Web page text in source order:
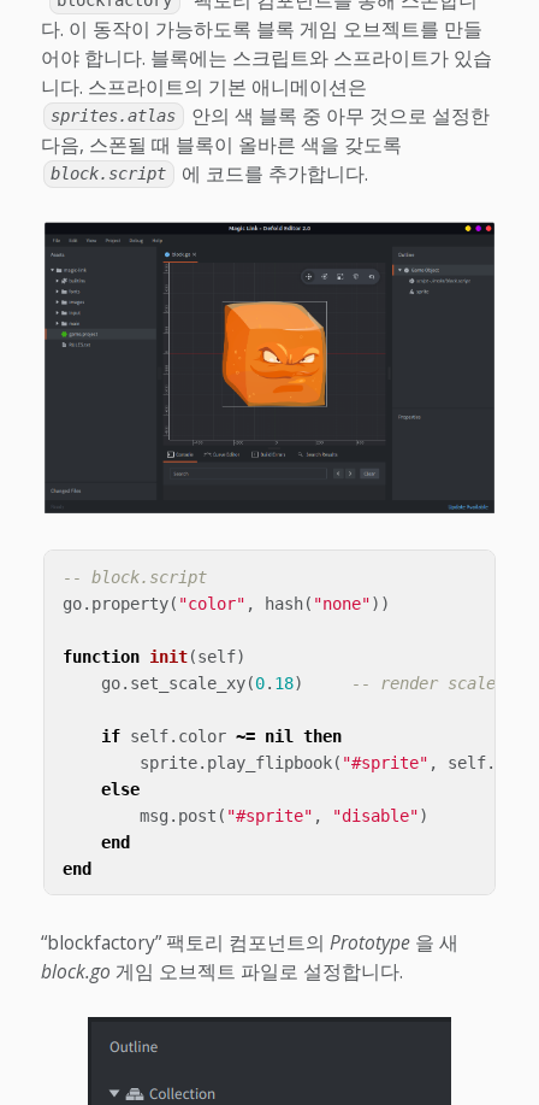
다. 이 동작이 가능하도록 블록 게임 오브젝트를 만들
어야 합니다. 블록에는 스크립트와 스프라이트가 있습
니다. 스프라이트의 기본 애니메이션은
sprites.atlas
안의 색 블록 중 아무 것으로 설정한
다음, 스폰될 때 블록이 올바른 색을 갖도록
block.script 에 코드를 추가합니다.
-- block.script
go. property( "color" , hash( "none"))
function init(self)
go. set_scale_xy(0. 18) -- render scaled
if self. color ~= nil
then
sprite. play_flipbook( "#sprite" , self.
else
msg . post ( "#sprite" , "disable")
end
end
“blockfactory” 팩토리 컴포넌트의 Prototype을 새
block.go 게임 오브젝트 파일로 설정합니다.